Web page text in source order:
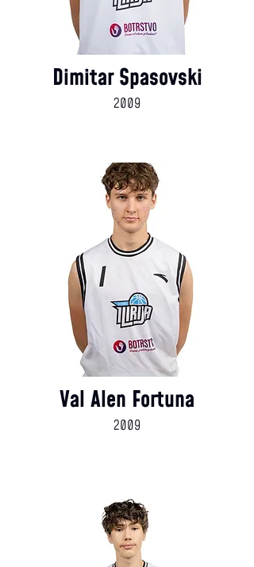
Dimitar Spasovski
2009
Val Alen Fortuna
2009